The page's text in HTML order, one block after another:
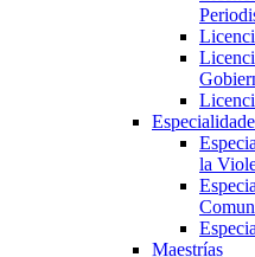
la
Maestrías